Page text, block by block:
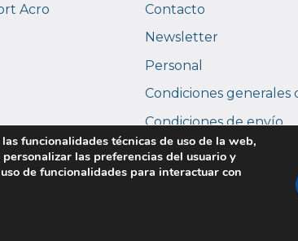
Acro
Contacto
Newsletter
Personal
Condiciones generales
Condiciones de envío
Devoluciones y
© 2026 Sport Acro. Todos los derechos
funcionalidades técnicas de uso de la web,
las preferencias del usuario y
de funcionalidades para interactuar con